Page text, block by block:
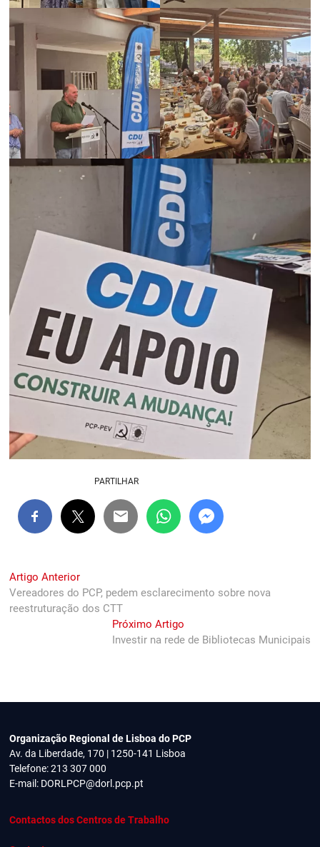
PARTILHAR
Navegação
de
Artigo AnteriorPrevious
post:
Vereadores do PCP, pedem esclarecimento sobre nova
reestruturação dos CTT
Próximo ArtigoNext
post:
Investir na rede de Bibliotecas Municipais
Organização Regional de Lisboa do PCP
Av. da Liberdade, 170 | 1250-141 Lisboa
Telefone: 213 307 000
E-mail: DORLPCP@dorl.pcp.pt
Contactos dos Centros de Trabalho